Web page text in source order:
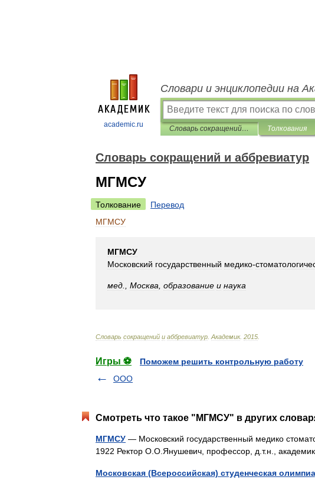
academic.ru
Словари и энциклопедии на
Словарь сокращений и аббревиатур Толкования
Словарь сокращений и аббревиатур
МГМСУ
Толкование
Перевод
МГМСУ
МГМСУ
Московский государственный медико-
мед Москва образование и наука
Словарь сокращений и аббревиатур Академик. 2015
Игры ⚽
Поможем решить контрольную работу
ООО
Смотреть что такое "МГМСУ" в других
МГМСУ — Московский государственный медико
1922 Ректор О.О.Янушевич, профессор, д.т.н.,
Московская (Всероссийская) студенческая